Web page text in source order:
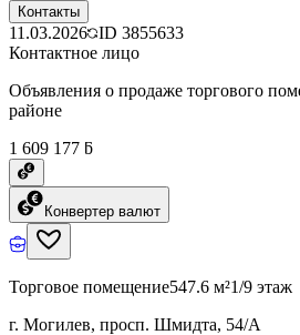
Контакты
11.03.2026 ID 3855633
Контактное лицо
Объявления о продаже торгового
районе
1 609 177 ƃ
Конвертер валют
Торговое помещение547.6 м²1/9 этаж
г. Могилев, просп. Шмидта, 54/А